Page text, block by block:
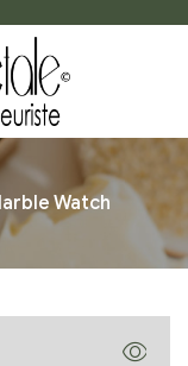
Watch